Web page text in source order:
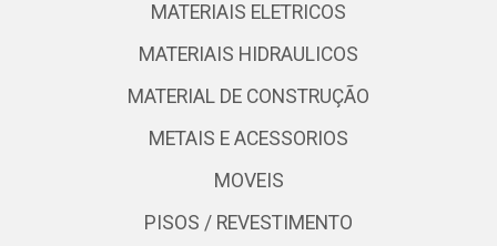
MATERIAIS ELETRICOS
MATERIAIS HIDRAULICOS
MATERIAL DE CONSTRUÇÃO
METAIS E ACESSORIOS
MOVEIS
PISOS / REVESTIMENTO